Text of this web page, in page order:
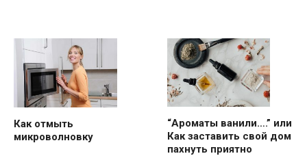
Как отмыть
микроволновку
“Ароматы ванили….” или
Как заставить свой дом
пахнуть приятно